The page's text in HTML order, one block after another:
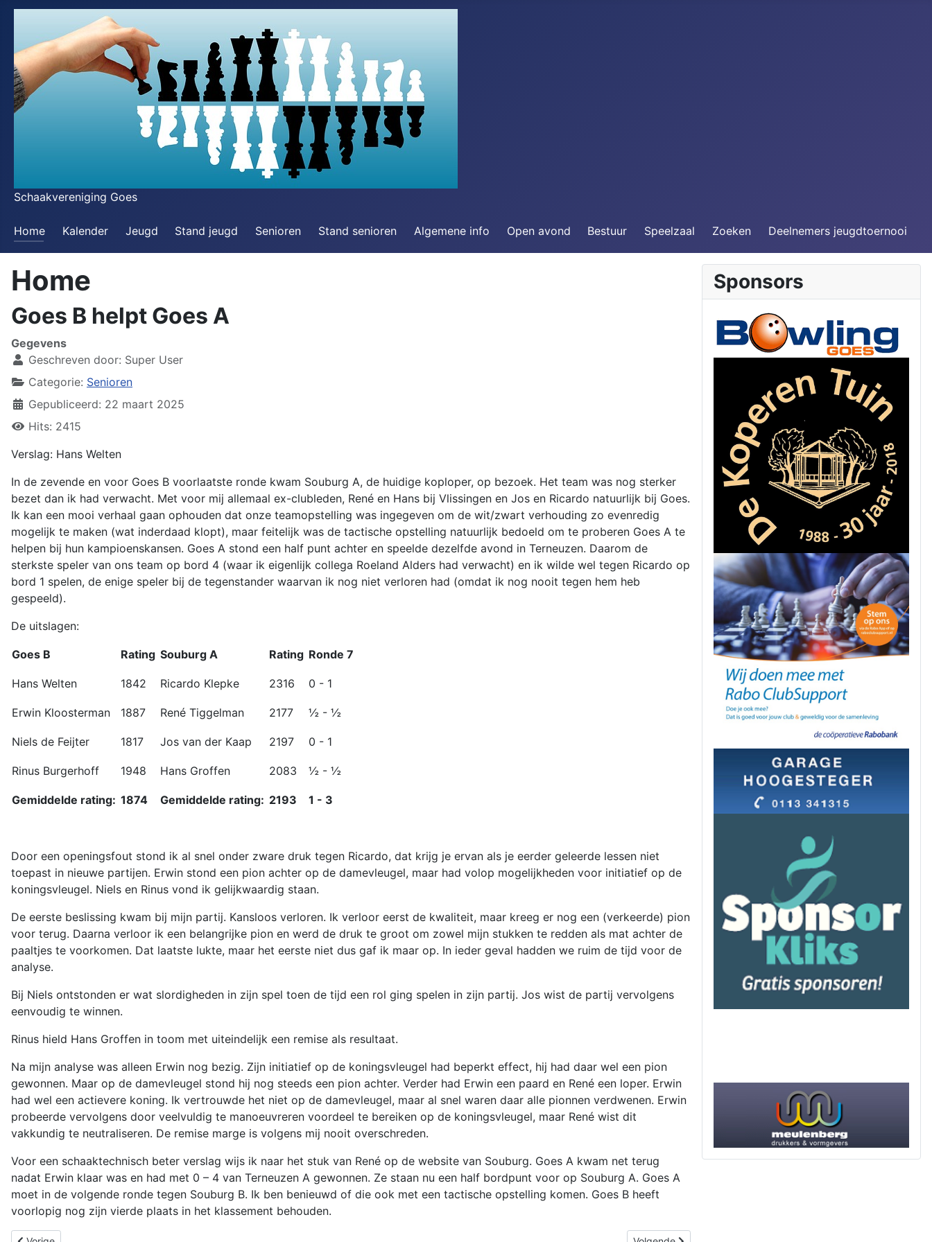
Schaakvereniging Goes
Home Kalender Jeugd Stand jeugd Senioren Stand senioren Algemene info Open avond Bestuur Speelzaal Zoeken Deelnemers jeugdtoernooi
Home
Goes B helpt Goes A
Gegevens
Geschreven door: Super User
Categorie: Senioren
Gepubliceerd: 22 maart 2025
Hits: 2415
Verslag: Hans Welten
In de zevende en voor Goes B voorlaatste ronde kwam Souburg A, de huidige koploper, op bezoek. Het team was nog sterker
bezet dan ik had verwacht. Met voor mij allemaal ex-clubleden, René en Hans bij Vlissingen en Jos en Ricardo natuurlijk bij Goes.
Ik kan een mooi verhaal gaan ophouden dat onze teamopstelling was ingegeven om de wit/zwart verhouding zo evenredig
mogelijk te maken (wat inderdaad klopt), maar feitelijk was de tactische opstelling natuurlijk bedoeld om te proberen Goes A te
helpen bij hun kampioenskansen. Goes A stond een half punt achter en speelde dezelfde avond in Terneuzen. Daarom de
sterkste speler van ons team op bord 4 (waar ik eigenlijk collega Roeland Alders had verwacht) en ik wilde wel tegen Ricardo op
bord 1 spelen, de enige speler bij de tegenstander waarvan ik nog niet verloren had (omdat ik nog nooit tegen hem heb
gespeeld).
De uitslagen:
Goes B Rating Souburg A Rating Ronde 7
Hans Welten 1842 Ricardo Klepke 2316 0 - 1
Erwin Kloosterman 1887 René Tiggelman 2177 ½ - ½
Niels de Feijter 1817 Jos van der Kaap 2197 0 - 1
Rinus Burgerhoff 1948 Hans Groffen 2083 ½ - ½
Gemiddelde rating: 1874 Gemiddelde rating: 2193 1 - 3
Door een openingsfout stond ik al snel onder zware druk tegen Ricardo, dat krijg je ervan als je eerder geleerde lessen niet
toepast in nieuwe partijen. Erwin stond een pion achter op de damevleugel, maar had volop mogelijkheden voor initiatief op de
koningsvleugel. Niels en Rinus vond ik gelijkwaardig staan.
De eerste beslissing kwam bij mijn partij. Kansloos verloren. Ik verloor eerst de kwaliteit, maar kreeg er nog een (verkeerde) pion
voor terug. Daarna verloor ik een belangrijke pion en werd de druk te groot om zowel mijn stukken te redden als mat achter de
paaltjes te voorkomen. Dat laatste lukte, maar het eerste niet dus gaf ik maar op. In ieder geval hadden we ruim de tijd voor de
analyse.
Bij Niels ontstonden er wat slordigheden in zijn spel toen de tijd een rol ging spelen in zijn partij. Jos wist de partij vervolgens
eenvoudig te winnen.
Rinus hield Hans Groffen in toom met uiteindelijk een remise als resultaat.
Na mijn analyse was alleen Erwin nog bezig. Zijn initiatief op de koningsvleugel had beperkt effect, hij had daar wel een pion
gewonnen. Maar op de damevleugel stond hij nog steeds een pion achter. Verder had Erwin een paard en René een loper. Erwin
had wel een actievere koning. Ik vertrouwde het niet op de damevleugel, maar al snel waren daar alle pionnen verdwenen. Erwin
probeerde vervolgens door veelvuldig te manoeuvreren voordeel te bereiken op de koningsvleugel, maar René wist dit
vakkundig te neutraliseren. De remise marge is volgens mij nooit overschreden.
Voor een schaaktechnisch beter verslag wijs ik naar het stuk van René op de website van Souburg. Goes A kwam net terug
nadat Erwin klaar was en had met 0 – 4 van Terneuzen A gewonnen. Ze staan nu een half bordpunt voor op Souburg A. Goes A
moet in de volgende ronde tegen Souburg B. Ik ben benieuwd of die ook met een tactische opstelling komen. Goes B heeft
voorlopig nog zijn vierde plaats in het klassement behouden.
Sponsors